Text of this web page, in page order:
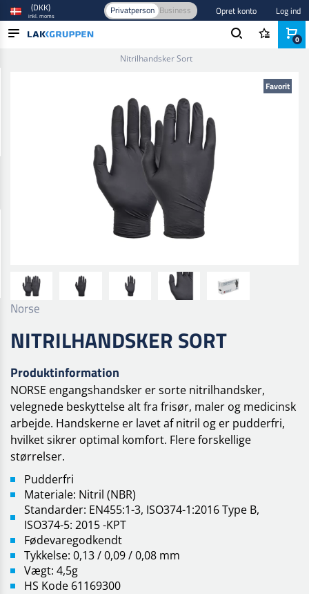
(DKK)
inkl. moms Privatperson Business Opret konto Log ind
Nitrilhandsker Sort
Favorit
Norse
NITRILHANDSKER SORT
Produktinformation
NORSE engangshandsker er sorte nitrilhandsker,
velegnede beskyttelse alt fra frisør, maler og medicinsk
arbejde. Handskerne er lavet af nitril og er pudderfri,
hvilket sikrer optimal komfort. Flere forskellige
størrelser.
Pudderfri
Materiale: Nitril (NBR)
Standarder: EN455:1-3, ISO374-1:2016 Type B,
ISO374-5: 2015 -KPT
Fødevaregodkendt
Tykkelse: 0,13 / 0,09 / 0,08 mm
Vægt: 4,5g
HS Kode 61169300
0